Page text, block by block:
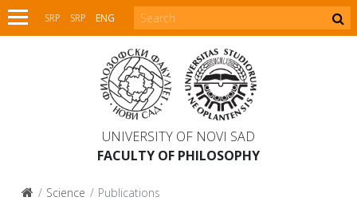
SRP SRP ENG
UNIVERSITY OF NOVI SAD
FACULTY OF PHILOSOPHY
Science Publications